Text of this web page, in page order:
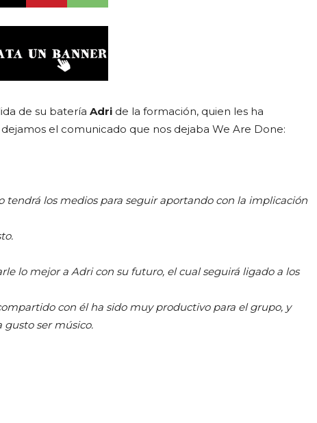
de su batería Adri de la formación, quien les ha
el comunicado que nos dejaba We Are Done:
tendrá los medios para seguir aportando con la implicación
lo mejor a Adri con su futuro, el cual seguirá ligado a los
con él ha sido muy productivo para el grupo, y
ser músico.